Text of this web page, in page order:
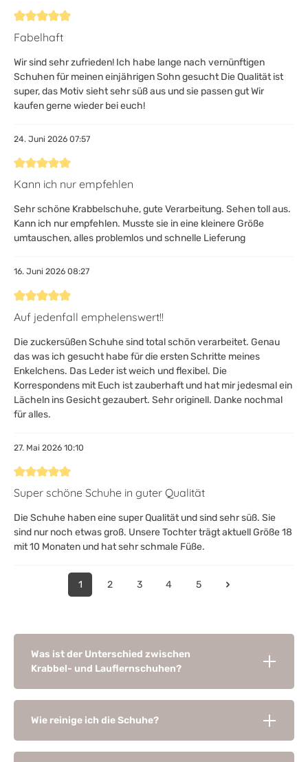
Bewertung mit 5 von 5 Sternen
Fabelhaft
Wir sind sehr zufrieden! Ich habe lange nach vernünftigen
Schuhen für meinen einjährigen Sohn gesucht Die Qualität ist
super, das Motiv sieht sehr süß aus und sie passen gut Wir
kaufen gerne wieder bei euch!
24. Juni 2026 07:57
Bewertung mit 5 von 5 Sternen
Kann ich nur empfehlen
Sehr schöne Krabbelschuhe, gute Verarbeitung. Sehen toll aus.
Kann ich nur empfehlen. Musste sie in eine kleinere Größe
umtauschen, alles problemlos und schnelle Lieferung
16. Juni 2026 08:27
Bewertung mit 5 von 5 Sternen
Auf jedenfall emphelenswert!!
Die zuckersüßen Schuhe sind total schön verarbeitet. Genau
das was ich gesucht habe für die ersten Schritte meines
Enkelchens. Das Leder ist weich und flexibel. Die
Korrespondens mit Euch ist zauberhaft und hat mir jedesmal ein
Lächeln ins Gesicht gezaubert. Sehr originell. Danke nochmal
für alles.
27. Mai 2026 10:10
Bewertung mit 5 von 5 Sternen
Super schöne Schuhe in guter Qualität
Die Schuhe haben eine super Qualität und sind sehr süß. Sie
sind nur noch etwas groß. Unsere Tochter trägt aktuell Größe 18
mit 10 Monaten und hat sehr schmale Füße.
1 2 3 4 5
Was ist der Unterschied zwischen
Krabbel- und Lauflernschuhen?
Wie reinige ich die Schuhe?